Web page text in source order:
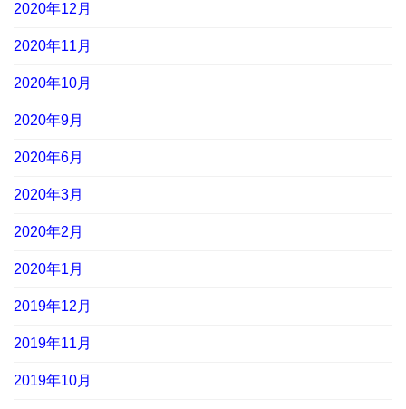
2020年12月
2020年11月
2020年10月
2020年9月
2020年6月
2020年3月
2020年2月
2020年1月
2019年12月
2019年11月
2019年10月